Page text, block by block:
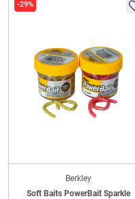
-29%
Berkley
Soft Baits PowerBait Sparkle